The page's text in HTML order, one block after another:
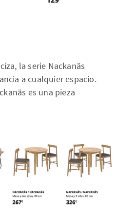
la serie Nackanäs
a cualquier espacio.
es una pieza